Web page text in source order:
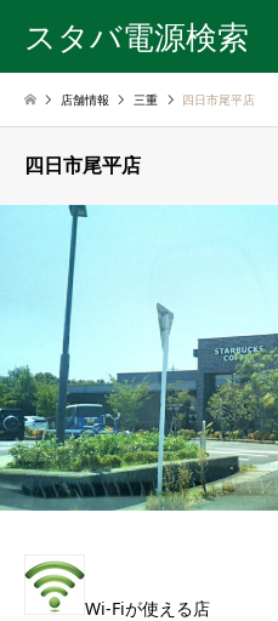
スタバ電源検索
店舗情報 三重 四日市尾平店
四日市尾平店
Wi-Fiが使える店